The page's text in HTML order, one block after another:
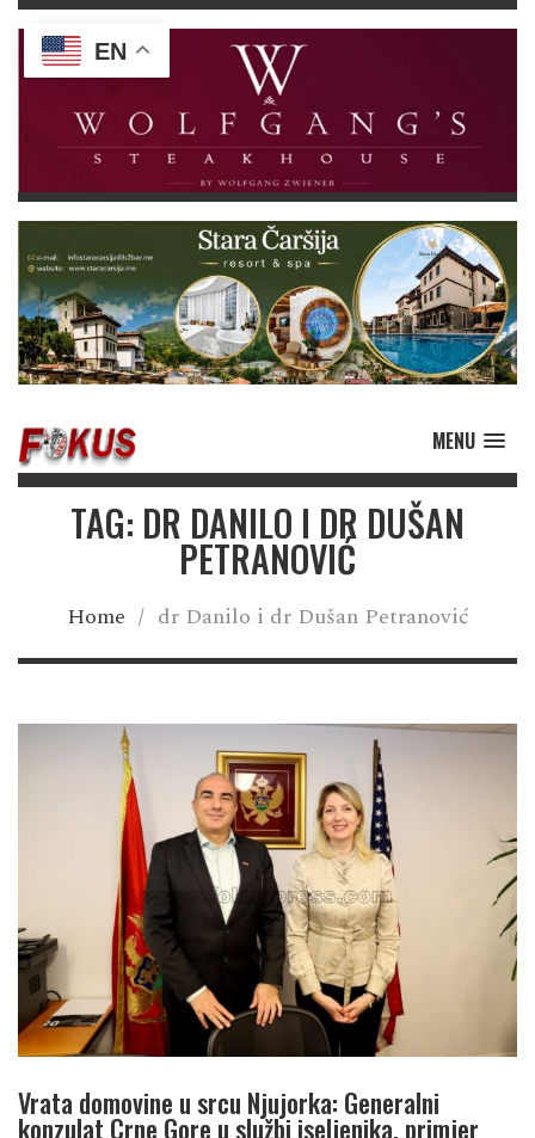
MENU
TAG: DR DANILO I DR DUŠAN
PETRANOVIĆ
Home / dr Danilo i dr Dušan Petranović
Vrata domovine u srcu Njujorka: Generalni
konzulat Crne Gore u službi iseljenika, primjer
EN